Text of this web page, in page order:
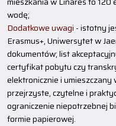
wodę;
Dodatkowe uwagi - istotny
Erasmus+, Uniwersytet w
dokumentów; list
certyfikat pobytu czy
elektronicznie i umieszczany
przejrzyste, czytelne i
ograniczenie niepotrzebnej
formie papierowej.